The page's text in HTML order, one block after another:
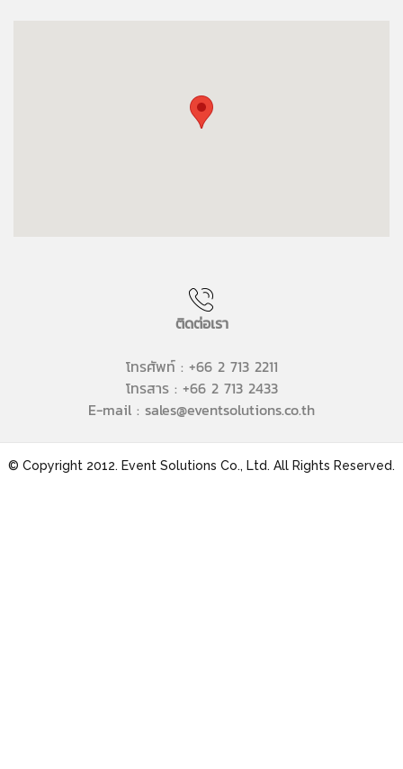
ติดต่อเรา
โทรศัพท์ : +66 2 713 2211
โทรสาร : +66 2 713 2433
E-mail : sales@eventsolutions.co.th
© Copyright 2012. Event Solutions Co., Ltd. All Rights Reserved.